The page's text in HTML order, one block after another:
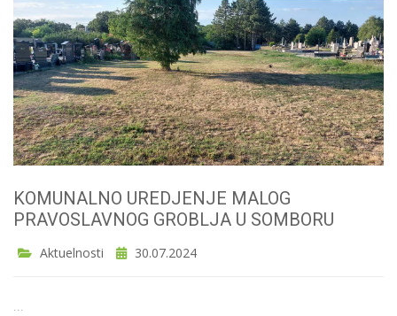
KOMUNALNO UREDJENJE MALOG
PRAVOSLAVNOG GROBLJA U SOMBORU
Aktuelnosti 30.07.2024
...